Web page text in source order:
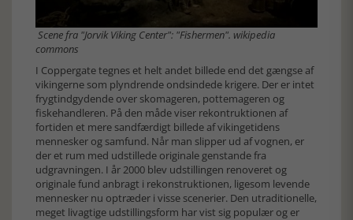
Scene fra "Jorvik Viking Center": "Fishermen". wikipedia
commons
I Coppergate tegnes et helt andet billede end det gængse af
vikingerne som plyndrende ondsindede krigere. Der er intet
frygtindgydende over skomageren, pottemageren og
fiskehandleren. På den måde viser rekontruktionen af
fortiden et mere sandfærdigt billede af vikingetidens
mennesker og samfund. Når man slipper ud af vognen, er
der et rum med udstillede originale genstande fra
udgravningen. I år 2000 blev udstillingen renoveret og
originale fund anbragt i rekonstruktionen, ligesom levende
mennesker nu optræder i visse scenerier. Den utraditionelle,
meget livagtige udstillingsform har vist sig populær og er